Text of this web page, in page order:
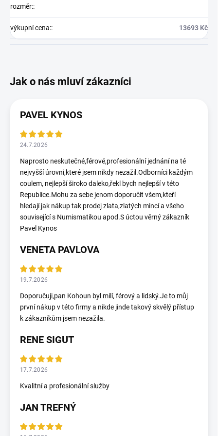
rozměr::
výkupní cena:: 13693 Kč
PAVEL KYNOS
24.7.2026
Naprosto neskutečné,férové,profesionální jednání na té
nejvyšší úrovni,které jsem nikdy nezažil.Odborníci každým
coulem, nejlepší široko daleko,řekl bych nejlepší v této
Republice.Mohu za sebe jenom doporučit všem,kteří
hledají jak nákup tak prodej zlata,zlatých mincí a všeho
související s Numismatikou apod.S úctou věrný zákazník
Pavel Kynos
VENETA PAVLOVA
19.7.2026
Doporučuji,pan Kohoun byl milí, férový a lidský.Je to můj
první nákup v této firmy a nikde jinde takový skvělý přístup
k zákazníkům jsem nezažila.
RENE SIGUT
17.7.2026
Kvalitní a profesionální služby
JAN TREFNÝ